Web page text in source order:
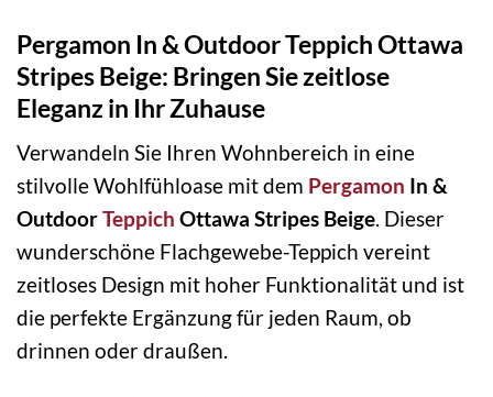
Pergamon In & Outdoor Teppich Ottawa
Stripes Beige: Bringen Sie zeitlose
Eleganz in Ihr Zuhause
Verwandeln Sie Ihren Wohnbereich in eine
stilvolle Wohlfühloase mit dem Pergamon In &
OutdoorTeppich Ottawa Stripes Beige. Dieser
wunderschöne Flachgewebe-Teppich vereint
zeitloses Design mit hoher Funktionalität und ist
die perfekte Ergänzung für jeden Raum, ob
drinnen oder draußen.